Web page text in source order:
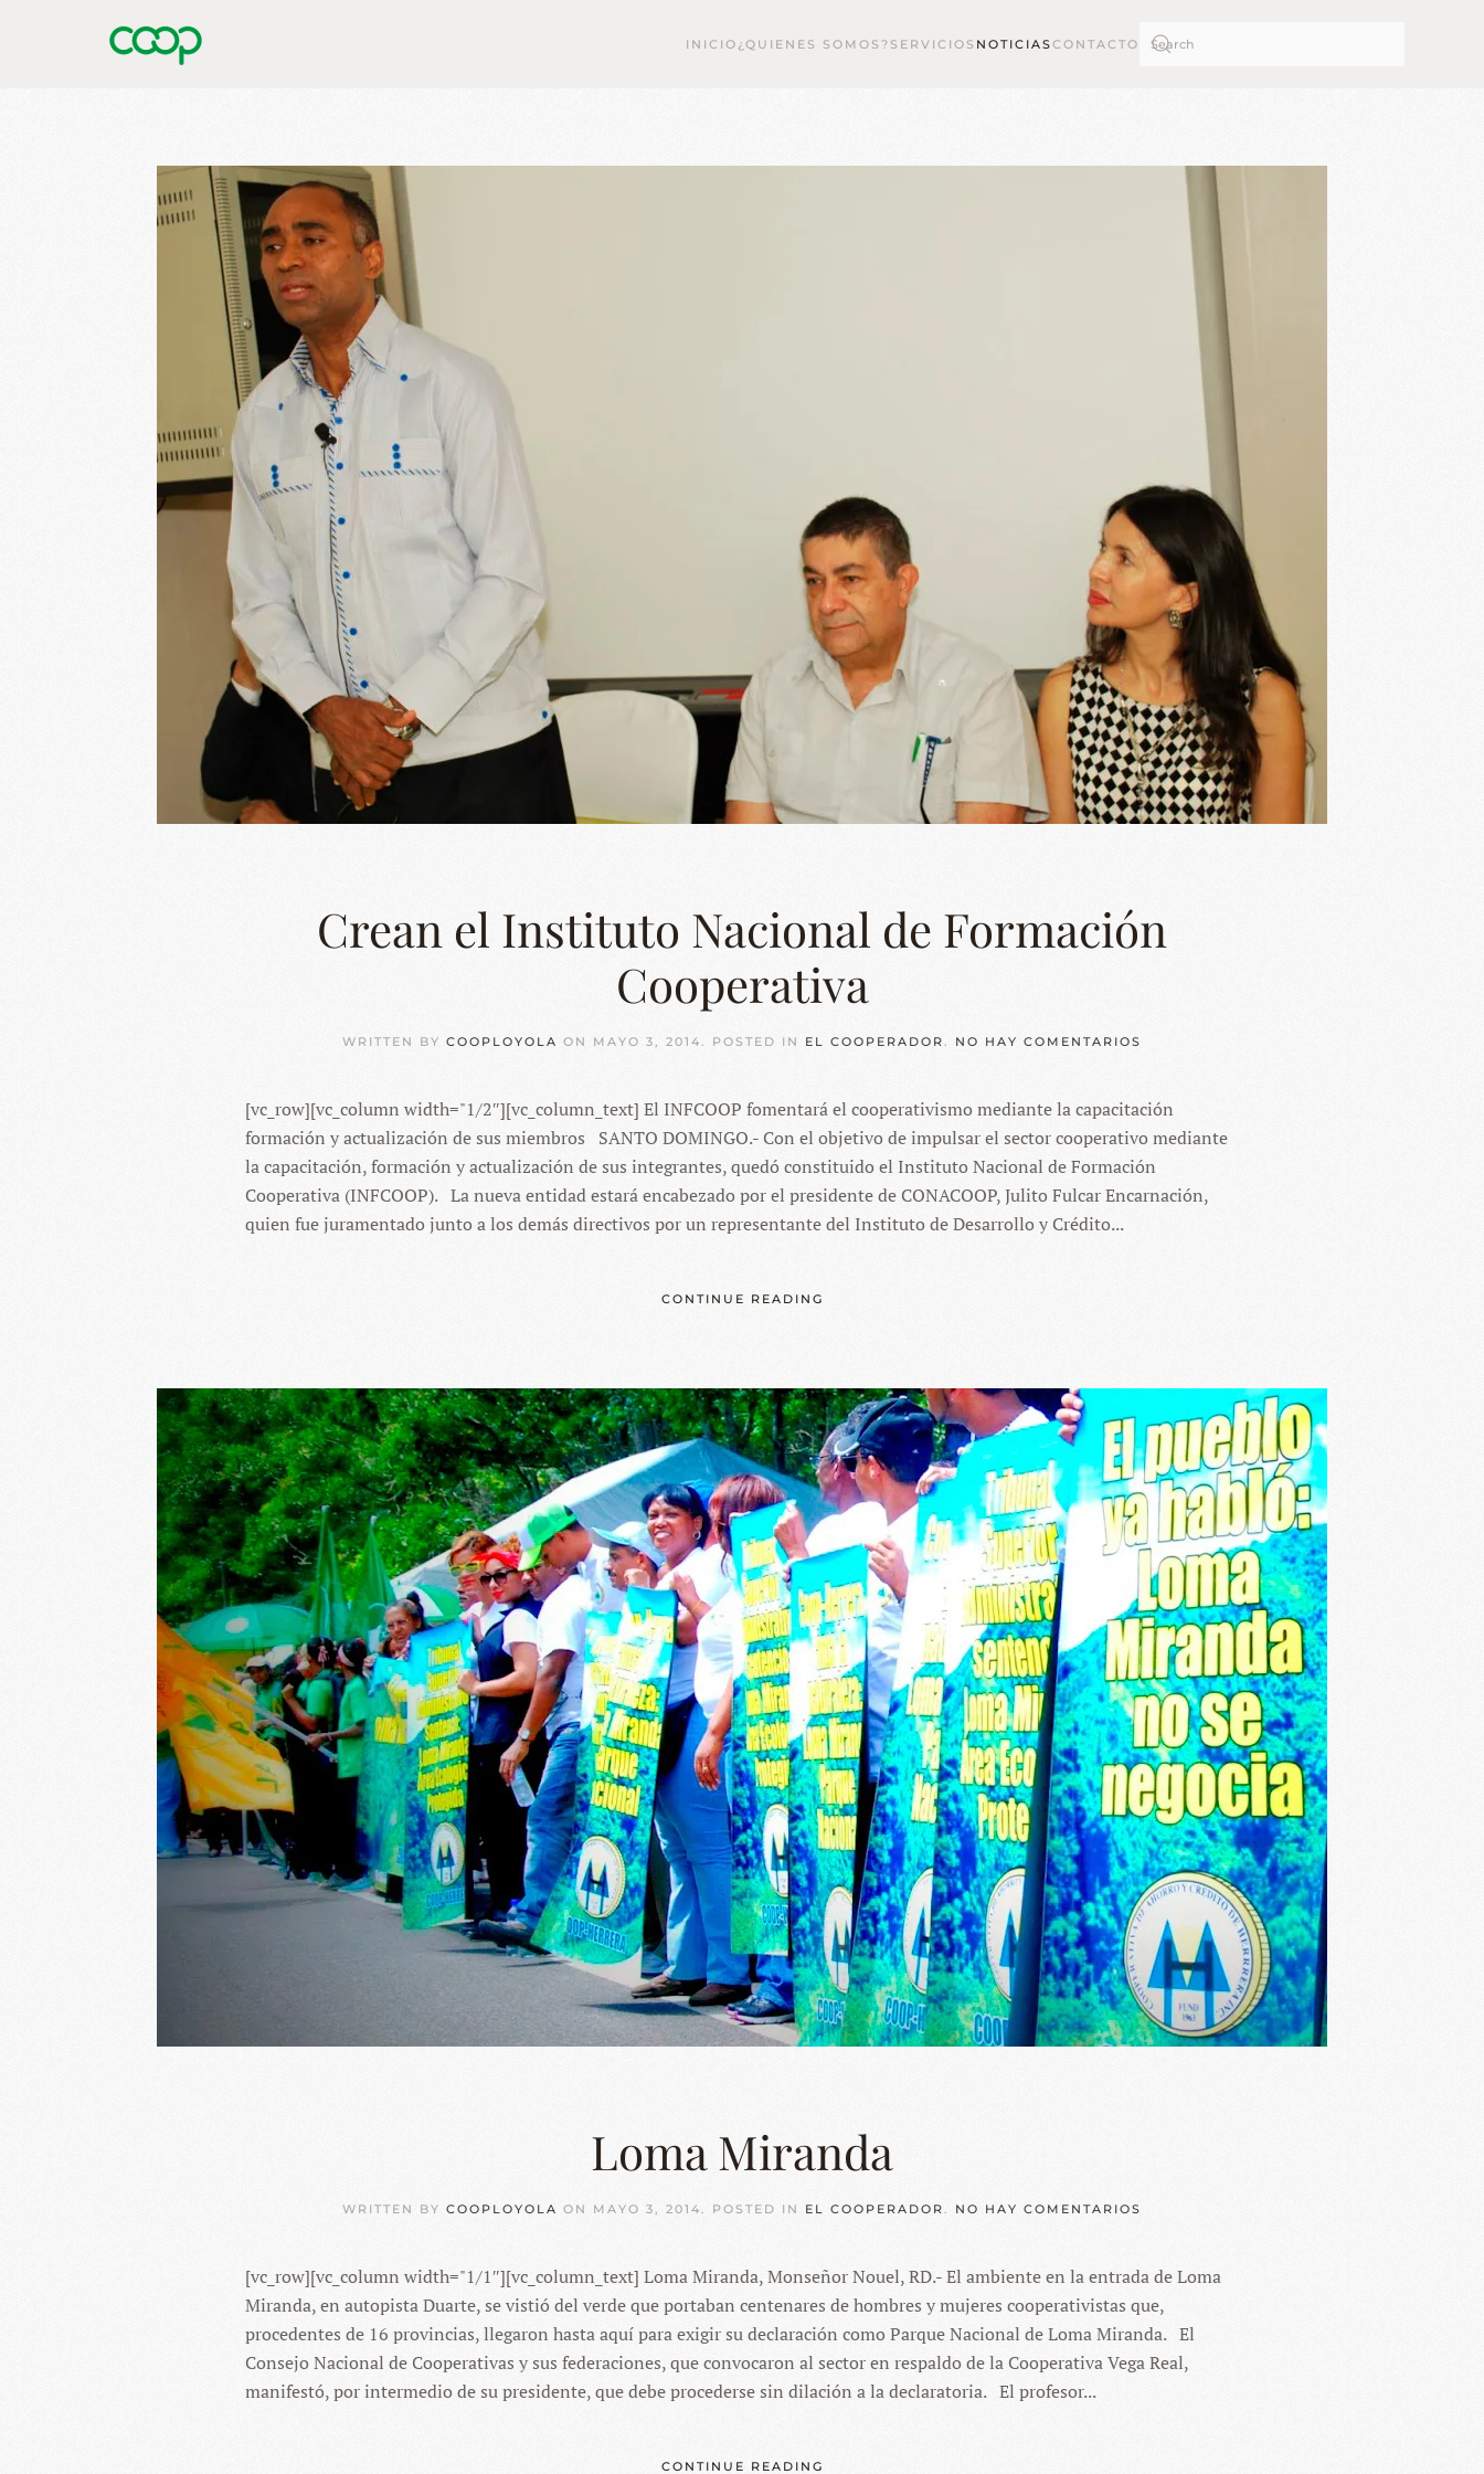
Skip to main content INICIO ¿QUIENES SOMOS?SERVICIOS NOTICIASCONTACTO
Crean el Instituto Nacional de Formación
Cooperativa
WRITTEN BY COOPLOYOLA ON MAYO 3, 2014. POSTED IN EL COOPERADOR. NO HAY COMENTARIOS
NACIONAL
FORMACIÓN
COOPERATIVA
[vc_row][vc_column width="1/2″][vc_column_text] El INFCOOP fomentará el cooperativismo mediante la capacitación
formación y actualización de sus miembros SANTO DOMINGO.- Con el objetivo de impulsar el sector cooperativo mediante
la capacitación, formación y actualización de sus integrantes, quedó constituido el Instituto Nacional de Formación
Cooperativa (INFCOOP). La nueva entidad estará encabezado por el presidente de CONACOOP, Julito Fulcar Encarnación,
quien fue juramentado junto a los demás directivos por un representante del Instituto de Desarrollo y Crédito...
CONTINUE READING
Loma Miranda
WRITTEN BY COOPLOYOLA ON MAYO 3, 2014. POSTED IN EL COOPERADOR. NO HAY COMENTARIOS
[vc_row][vc_column width="1/1″][vc_column_text] Loma Miranda, Monseñor Nouel, RD.- El ambiente en la entrada de Loma
Miranda, en autopista Duarte, se vistió del verde que portaban centenares de hombres y mujeres cooperativistas que,
procedentes de 16 provincias, llegaron hasta aquí para exigir su declaración como Parque Nacional de Loma Miranda. El
Consejo Nacional de Cooperativas y sus federaciones, que convocaron al sector en respaldo de la Cooperativa Vega Real,
manifestó, por intermedio de su presidente, que debe procederse sin dilación a la declaratoria. El profesor...
CONTINUE READING